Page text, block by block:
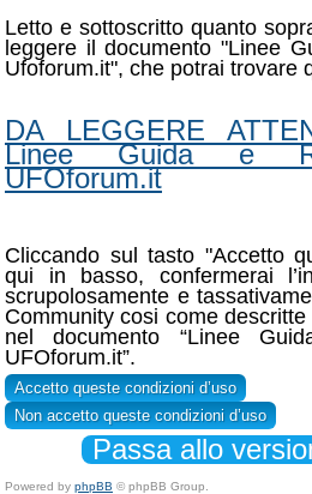
Letto e sottoscritto quanto
leggere il documento "Linee
Ufoforum.it", che potrai trovare
DA LEGGERE
Linee Guida e
UFOforum.it
Cliccando sul tasto "Accetto
qui in basso, confermerai
scrupolosamente e
Community cosi come
nel documento “Linee
UFOforum.it”.
Passa allo
Powered by phpBB © phpBB Group.